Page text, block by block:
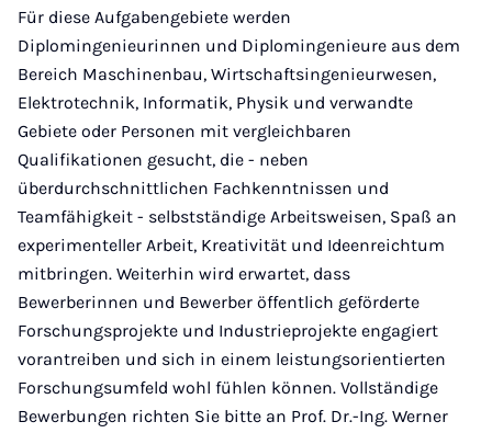
Für diese Aufgabengebiete werden
Diplomingenieurinnen und Diplomingenieure aus dem
Bereich Maschinenbau, Wirtschaftsingenieurwesen,
Elektrotechnik, Informatik, Physik und verwandte
Gebiete oder Personen mit vergleichbaren
Qualifikationen gesucht, die - neben
überdurchschnittlichen Fachkenntnissen und
Teamfähigkeit - selbstständige Arbeitsweisen, Spaß an
experimenteller Arbeit, Kreativität und Ideenreichtum
mitbringen. Weiterhin wird erwartet, dass
Bewerberinnen und Bewerber öffentlich geförderte
Forschungsprojekte und Industrieprojekte engagiert
vorantreiben und sich in einem leistungsorientierten
Forschungsumfeld wohl fühlen können. Vollständige
Bewerbungen richten Sie bitte an Prof. Dr.-Ing. Werner